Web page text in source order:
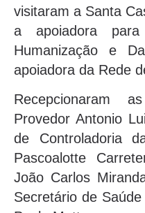
visitaram a Santa
a apoiadora
Humanização e
apoiadora da Rede
Recepcionaram
Provedor Antonio
de Controladoria
Pascoalotte
João Carlos
Secretário de